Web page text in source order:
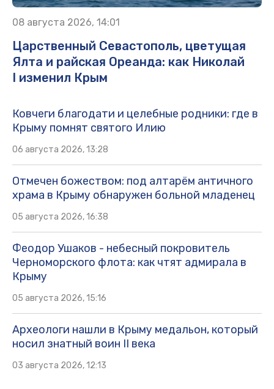
08 августа 2026, 14:01
Царственный Севастополь, цветущая
Ялта и райская Ореанда: как Николай
I изменил Крым
Ковчеги благодати и целебные родники: где в
Крыму помнят святого Илию
06 августа 2026, 13:28
Отмечен божеством: под алтарём античного
храма в Крыму обнаружен больной младенец
05 августа 2026, 16:38
Феодор Ушаков - небесный покровитель
Черноморского флота: как чтят адмирала в
Крыму
05 августа 2026, 15:16
Археологи нашли в Крыму медальон, который
носил знатный воин II века
03 августа 2026, 12:13